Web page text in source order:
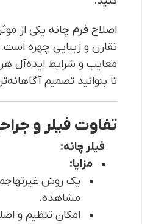
اصلاح فرم چانه یکی از
تقارن و زیبایی چهره است.
معایب و شرایط ایده‌آل
تا بتوانید تصمیم
تفاوت فیلر و
فیلر چانه:
مزایا:
یک روش
مشاهده.
امکان تنظیم و